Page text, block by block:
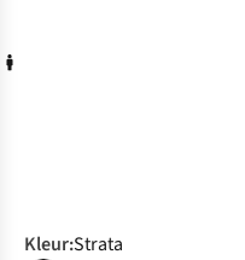
Kleur:Strata